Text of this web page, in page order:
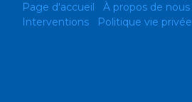
Page d'accueil À propos de nous
Interventions
Politique vie privée